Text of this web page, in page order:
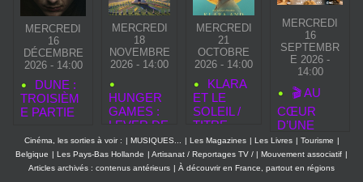
MERCREDI
16
DÉCEMBRE
2026 - 14:00
DUNE :
TROISIÈM
E PARTIE
MERCREDI
18
NOVEMBRE
2026 - 14:00
HUNGER
GAMES :
LEVER DE
SOLEIL
SUR LA
MOISSON
MERCREDI
21
OCTOBRE
2026 - 14:00
KLARA
ET LE
SOLEIL /
TITRE
ORIGINAL
: KLARA
AND THE
MERCREDI
16
SEPTEMBR
E 2026 -
14:00
🎬 AU
CŒUR
D’UNE
RESTAURA
TION : UN
DOCUMEN
Cinéma, les sorties à voir : | MUSIQUES... | Les Magazines | Les Livres | Tourisme |
Belgique | Les Pays-Bas Hollande | Artisanat / Reportages TV / | Mouvement associatif |
Articles archivés : contenus antérieurs | À découvrir en France, partout en régions